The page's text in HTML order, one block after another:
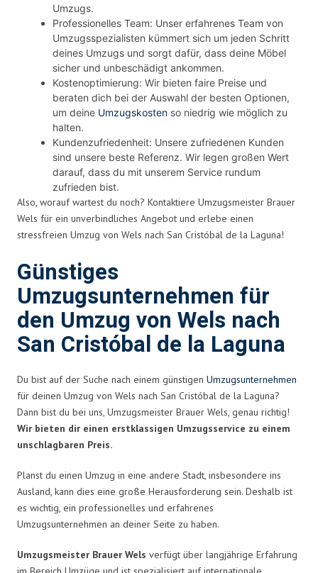
Umzugs.
Professionelles Team: Unser erfahrenes Team von
Umzugsspezialisten kümmert sich um jeden Schritt
deines Umzugs und sorgt dafür, dass deine Möbel
sicher und unbeschädigt ankommen.
Kostenoptimierung: Wir bieten faire Preise und
beraten dich bei der Auswahl der besten Optionen,
um deine Umzugskosten so niedrig wie möglich zu
halten.
Kundenzufriedenheit: Unsere zufriedenen Kunden
sind unsere beste Referenz. Wir legen großen Wert
darauf, dass du mit unserem Service rundum
zufrieden bist.
Also, worauf wartest du noch? Kontaktiere Umzugsmeister Brauer
Wels für ein unverbindliches Angebot und erlebe einen
stressfreien Umzug von Wels nach San Cristóbal de la Laguna!
Günstiges
Umzugsunternehmen für
den Umzug von Wels nach
San Cristóbal de la Laguna
Du bist auf der Suche nach einem günstigen Umzugsunternehmen
für deinen Umzug von Wels nach San Cristóbal de la Laguna?
Dann bist du bei uns, Umzugsmeister Brauer Wels, genau richtig!
Wir bieten dir einen erstklassigen Umzugsservice zu einem
unschlagbaren Preis.
Planst du einen Umzug in eine andere Stadt, insbesondere ins
Ausland, kann dies eine große Herausforderung sein. Deshalb ist
es wichtig, ein professionelles und erfahrenes
Umzugsunternehmen an deiner Seite zu haben.
Umzugsmeister Brauer Wels verfügt über langjährige Erfahrung